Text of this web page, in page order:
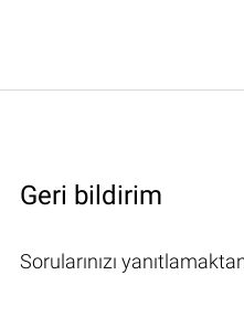
Geri bildirim
Sorularınızı